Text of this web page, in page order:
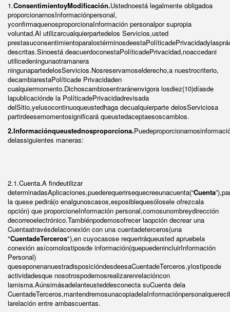
1.ConsentimientoyModificación.Ustednoestá legalmente obligadoa
proporcionarnosInformaciónpersonal,
yconfirmaquenosproporcionaInformación personalpor supropia
voluntad.Al utilizarcualquierpartedelos Servicios,usted
descritas.Sinoestá deacuerdoconestaPolíticadePrivacidad,noaccedani
utilicedeningunaotramanera
ningunapartedelosServicios.Nosreservamoselderecho,a nuestrocriterio,
decambiarestaPolíticade Privacidaden
cualquiermomento.Dichoscambiosentraránenvigora losdiez(10)díasde
lapublicaciónde la PolíticadePrivacidadrevisada
delSitio,yelusocontinuoqueustedhaga decualquierparte delosServiciosa
partirdeesemomentosignificará queustedaceptaesoscambios.
2.Informaciónqueustednosproporciona.
delassiguientes maneras:
2.1.Cuenta.A findeutilizar
determinadasAplicaciones,puederequerirsequecreeunacuenta(“Cuenta
la quese pedirá(o enalgunoscasos,esposiblequesólosele ofrezcala
opción) que proporcioneInformación personal,comosunombreydirección
decorreoelectrónico.Tambiénpodemosofrecer laopción decrear una
Cuentaatravésdelaconexión con una cuentadeterceros(una
"CuentadeTerceros"),en cuyocasose requeriráqueusted apruebela
conexión asícomolostiposde información(quepuedenincluirInformación
Personal)
queseponenanuestradisposicióndesdeesaCuentadeTerceros,ylostiposde
actividadesque nosotrospodemosrealizarenrelacióncon
lamisma.Aúnsimásadelanteusteddesconecta suCuenta dela
larelación entre ambascuentas.